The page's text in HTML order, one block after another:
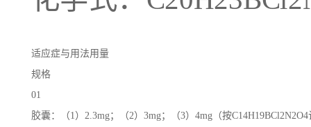
适应症与用法用量
规格
01
胶囊：（1）2.3mg；（2）3mg；（3）4mg（按